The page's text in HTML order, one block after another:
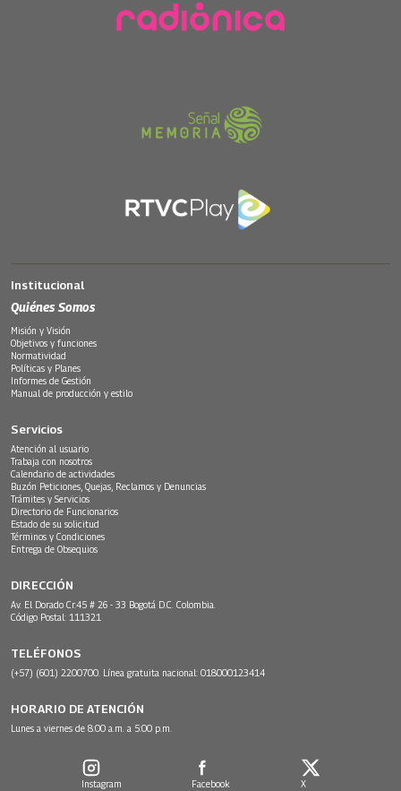
Institucional
Quiénes Somos
Misión y Visión
Objetivos y funciones
Normatividad
Políticas y Planes
Informes de Gestión
Manual de producción y estilo
Servicios
Atención al usuario
Trabaja con nosotros
Calendario de actividades
Buzón Peticiones, Quejas, Reclamos y Denuncias
Trámites y Servicios
Directorio de Funcionarios
Estado de su solicitud
Términos y Condiciones
Entrega de Obsequios
DIRECCIÓN
Av. El Dorado Cr.45 # 26 - 33 Bogotá D.C. Colombia.
Código Postal: 111321
TELÉFONOS
(+57) (601) 2200700. Línea gratuita nacional: 018000123414
HORARIO DE ATENCIÓN
Lunes a viernes de 8:00 a.m. a 5:00 p.m.
Instagram Facebook X